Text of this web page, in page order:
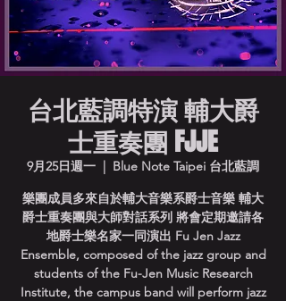
台北藍調特演 輔大爵
士重奏團 FJJE
9月25日週一
  |
Blue Note Taipei 台北藍調
樂團成員多來自於輔大音樂系爵士音樂 輔大
爵士重奏團與大師對話系列 將會定期邀請各
地爵士樂名家一同演出 Fu Jen Jazz
Ensemble, composed of the jazz group and
students of the Fu-Jen Music Research
Institute, the campus band will perform jazz